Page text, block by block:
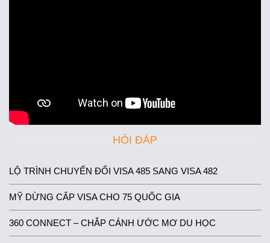
HỎI ĐÁP
LỘ TRÌNH CHUYỂN ĐỔI VISA 485 SANG VISA 482
MỸ DỪNG CẤP VISA CHO 75 QUỐC GIA
360 CONNECT – CHẮP CÁNH ƯỚC MƠ DU HỌC